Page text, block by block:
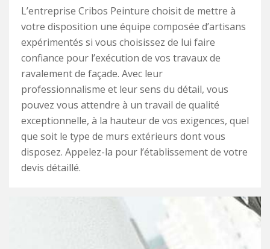
L’entreprise Cribos Peinture choisit de mettre à
votre disposition une équipe composée d’artisans
expérimentés si vous choisissez de lui faire
confiance pour l’exécution de vos travaux de
ravalement de façade. Avec leur
professionnalisme et leur sens du détail, vous
pouvez vous attendre à un travail de qualité
exceptionnelle, à la hauteur de vos exigences, quel
que soit le type de murs extérieurs dont vous
disposez. Appelez-la pour l’établissement de votre
devis détaillé.